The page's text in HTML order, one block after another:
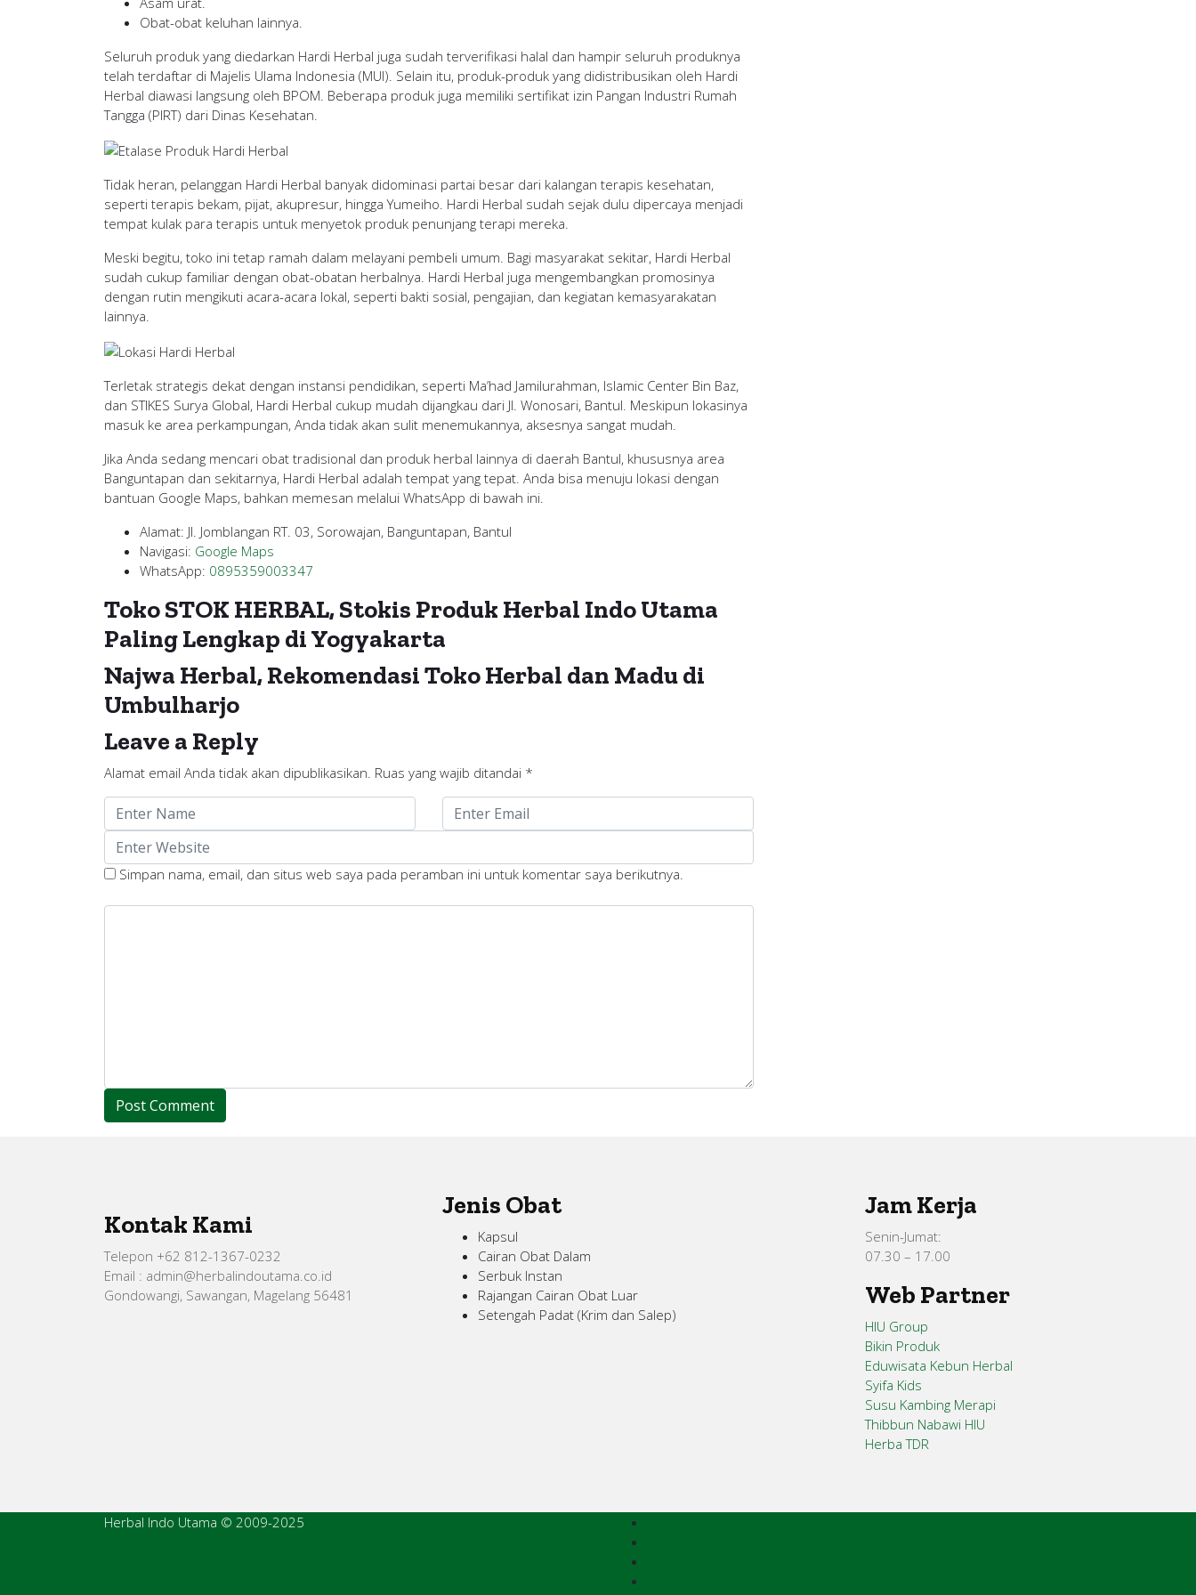
Obat-obat keluhan lainnya.
Seluruh produk yang diedarkan Hardi Herbal juga sudah terverifikasi halal dan hampir seluruh produknya
telah terdaftar di Majelis Ulama Indonesia (MUI). Selain itu, produk-produk yang didistribusikan oleh Hardi
Herbal diawasi langsung oleh BPOM. Beberapa produk juga memiliki sertifikat izin Pangan Industri Rumah
Tangga (PIRT) dari Dinas Kesehatan.
Tidak heran, pelanggan Hardi Herbal banyak didominasi partai besar dari kalangan terapis kesehatan,
seperti terapis bekam, pijat, akupresur, hingga Yumeiho. Hardi Herbal sudah sejak dulu dipercaya menjadi
tempat kulak para terapis untuk menyetok produk penunjang terapi mereka.
Meski begitu, toko ini tetap ramah dalam melayani pembeli umum. Bagi masyarakat sekitar, Hardi Herbal
sudah cukup familiar dengan obat-obatan herbalnya. Hardi Herbal juga mengembangkan promosinya
dengan rutin mengikuti acara-acara lokal, seperti bakti sosial, pengajian, dan kegiatan kemasyarakatan
lainnya.
Terletak strategis dekat dengan instansi pendidikan, seperti Ma’had Jamilurahman, Islamic Center Bin Baz,
dan STIKES Surya Global, Hardi Herbal cukup mudah dijangkau dari Jl. Wonosari, Bantul. Meskipun lokasinya
masuk ke area perkampungan, Anda tidak akan sulit menemukannya, aksesnya sangat mudah.
Jika Anda sedang mencari obat tradisional dan produk herbal lainnya di daerah Bantul, khususnya area
Banguntapan dan sekitarnya, Hardi Herbal adalah tempat yang tepat. Anda bisa menuju lokasi dengan
bantuan Google Maps, bahkan memesan melalui WhatsApp di bawah ini.
Alamat: Jl. Jomblangan RT. 03, Sorowajan, Banguntapan, Bantul
Navigasi: Google Maps
WhatsApp: 0895359003347
Toko STOK HERBAL, Stokis Produk Herbal Indo Utama
Paling Lengkap di Yogyakarta
Najwa Herbal, Rekomendasi Toko Herbal dan Madu di
Umbulharjo
Leave a Reply
Alamat email Anda tidak akan dipublikasikan. Ruas yang wajib ditandai *
Simpan nama, email, dan situs web saya pada peramban ini untuk komentar saya berikutnya.
Kontak Kami
Telepon +62 812-1367-0232
Email : admin@herbalindoutama.co.id
Gondowangi, Sawangan, Magelang 56481
Jenis Obat
Kapsul
Cairan Obat Dalam
Serbuk Instan
Rajangan Cairan Obat Luar
Setengah Padat (Krim dan Salep)
Jam Kerja
Senin-Jumat:
07.30 – 17.00
Web Partner
HIU Group
Bikin Produk
Eduwisata Kebun Herbal
Syifa Kids
Susu Kambing Merapi
Thibbun Nabawi HIU
Herba TDR
Herbal Indo Utama © 2009-2025